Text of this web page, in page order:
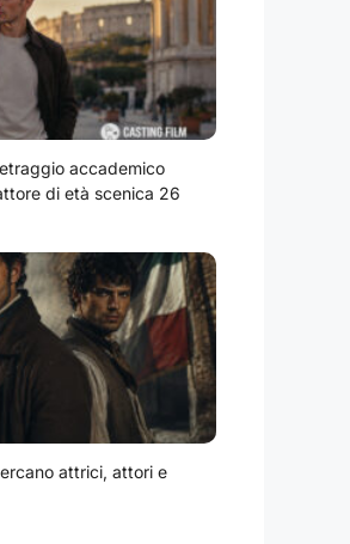
accademico
di età scenica 26
attrici, attori e